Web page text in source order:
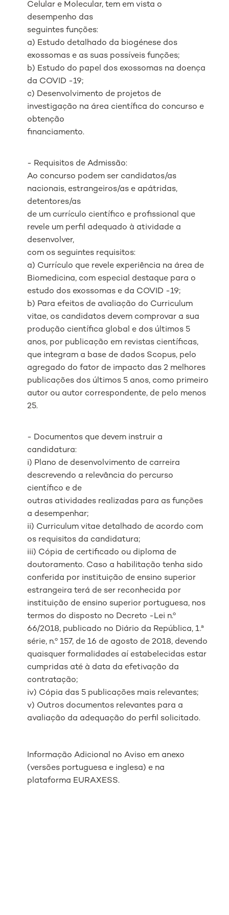
Celular e Molecular, tem em vista o
desempenho das
seguintes funções:
a) Estudo detalhado da biogénese dos
exossomas e as suas possíveis funções;
b) Estudo do papel dos exossomas na doença
da COVID -19;
c) Desenvolvimento de projetos de
investigação na área científica do concurso e
obtenção
financiamento.
- Requisitos de Admissão:
Ao concurso podem ser candidatos/as
nacionais, estrangeiros/as e apátridas,
detentores/as
de um currículo científico e profissional que
revele um perfil adequado à atividade a
desenvolver,
com os seguintes requisitos:
a) Currículo que revele experiência na área de
Biomedicina, com especial destaque para o
estudo dos exossomas e da COVID -19;
b) Para efeitos de avaliação do Curriculum
vitae, os candidatos devem comprovar a sua
produção científica global e dos últimos 5
anos, por publicação em revistas científicas,
que integram a base de dados Scopus, pelo
agregado do fator de impacto das 2 melhores
publicações dos últimos 5 anos, como primeiro
autor ou autor correspondente, de pelo menos
25.
- Documentos que devem instruir a
candidatura:
i) Plano de desenvolvimento de carreira
descrevendo a relevância do percurso
científico e de
outras atividades realizadas para as funções
a desempenhar;
ii) Curriculum vitae detalhado de acordo com
os requisitos da candidatura;
iii) Cópia de certificado ou diploma de
doutoramento. Caso a habilitação tenha sido
conferida por instituição de ensino superior
estrangeira terá de ser reconhecida por
instituição de ensino superior portuguesa, nos
termos do disposto no Decreto -Lei n.º
66/2018, publicado no Diário da República, 1.ª
série, n.º 157, de 16 de agosto de 2018, devendo
quaisquer formalidades aí estabelecidas estar
cumpridas até à data da efetivação da
contratação;
iv) Cópia das 5 publicações mais relevantes;
v) Outros documentos relevantes para a
avaliação da adequação do perfil solicitado.
Informação Adicional no Aviso em anexo
(versões portuguesa e inglesa) e na
plataforma EURAXESS.